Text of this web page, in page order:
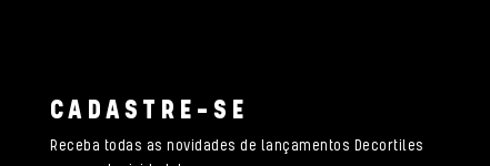
CADASTRE-SE
Receba todas as novidades de lançamentos Decortiles